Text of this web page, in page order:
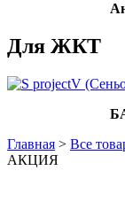
Для ЖКТ
Главная > Все
АКЦИЯ